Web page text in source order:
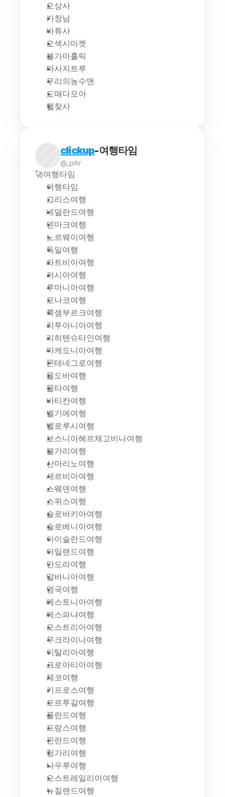
오상사
카창남
바튜사
오섹시마켓
불가마홀릭
마사지트루
우리의농수맨
도매다모아
헬찾사
clickup-여행타임
@_prkr
🚀여행타임
여행타임
그리스여행
네덜란드여행
덴마크여행
노르웨이여행
독일여행
라트비아여행
러시아여행
루마니아여행
모나코여행
룩셈부르크여행
리투아니아여행
리히텐슈타인여행
마케도니아여행
몬테네그로여행
몰도바여행
몰타여행
바티칸여행
벨기에여행
벨로루시여행
보스니아헤르체고비나여행
불가리여행
산마리노여행
세르비아여행
스웨덴여행
스위스여행
슬로바키아여행
슬로베니아여행
아이슬란드여행
아일랜드여행
안도라여행
알바니아여행
영국여행
에스토니아여행
에스파냐여행
오스트리아여행
우크라이나여행
이탈리아여행
크로아티아여행
체코여행
키프로스여행
포르투갈여행
폴란드여행
프랑스여행
핀란드여행
헝가리여행
나우루여행
오스트레일리아여행
뉴질랜드여행